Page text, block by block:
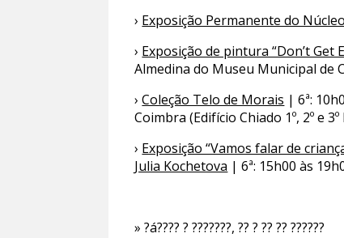
› Exposição Permanente do
› Exposição de pintura “Don’t Get
Almedina do Museu Municipal de
›Coleção Telo de Morais | 6ª:
Coimbra (Edifício Chiado 1º, 2º e 3º
› Exposição “Vamos falar de
Julia Kochetova | 6ª: 15h00 às
» ?á???? ? ???????, ?? ? ?? ?? ??????